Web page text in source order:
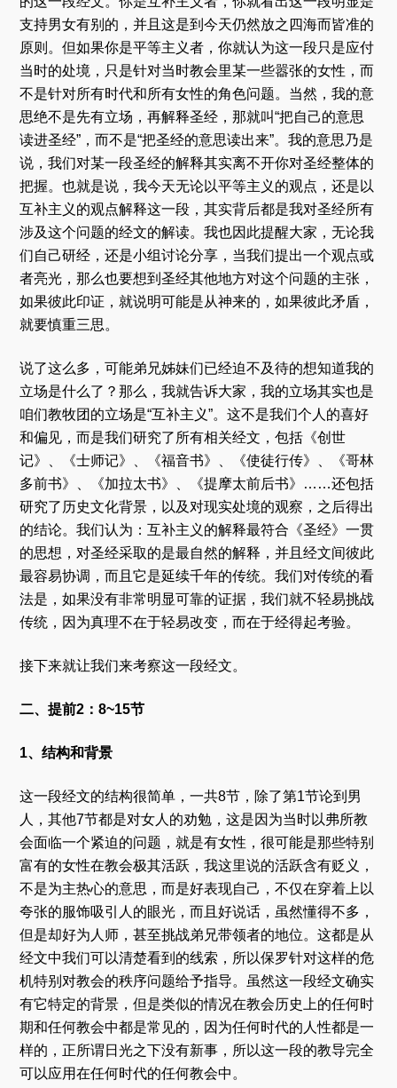
支持男女有别的，并且这是到今天仍然放之四海而皆准的
原则。但如果你是平等主义者，你就认为这一段只是应付
当时的处境，只是针对当时教会里某一些嚣张的女性，而
不是针对所有时代和所有女性的角色问题。当然，我的意
思绝不是先有立场，再解释圣经，那就叫“把自己的意思
读进圣经”，而不是“把圣经的意思读出来”。我的意思乃是
说，我们对某一段圣经的解释其实离不开你对圣经整体的
把握。也就是说，我今天无论以平等主义的观点，还是以
互补主义的观点解释这一段，其实背后都是我对圣经所有
涉及这个问题的经文的解读。我也因此提醒大家，无论我
们自己研经，还是小组讨论分享，当我们提出一个观点或
者亮光，那么也要想到圣经其他地方对这个问题的主张，
如果彼此印证，就说明可能是从神来的，如果彼此矛盾，
就要慎重三思。
说了这么多，可能弟兄姊妹们已经迫不及待的想知道我的
立场是什么了？那么，我就告诉大家，我的立场其实也是
咱们教牧团的立场是“互补主义”。这不是我们个人的喜好
和偏见，而是我们研究了所有相关经文，包括《创世
记》、《士师记》、《福音书》、《使徒行传》、《哥林
多前书》、《加拉太书》、《提摩太前后书》……还包括
研究了历史文化背景，以及对现实处境的观察，之后得出
的结论。我们认为：互补主义的解释最符合《圣经》一贯
的思想，对圣经采取的是最自然的解释，并且经文间彼此
最容易协调，而且它是延续千年的传统。我们对传统的看
法是，如果没有非常明显可靠的证据，我们就不轻易挑战
传统，因为真理不在于轻易改变，而在于经得起考验。
接下来就让我们来考察这一段经文。
二、提前2：8~15节
1、结构和背景
这一段经文的结构很简单，一共8节，除了第1节论到男
人，其他7节都是对女人的劝勉，这是因为当时以弗所教
会面临一个紧迫的问题，就是有女性，很可能是那些特别
富有的女性在教会极其活跃，我这里说的活跃含有贬义，
不是为主热心的意思，而是好表现自己，不仅在穿着上以
夸张的服饰吸引人的眼光，而且好说话，虽然懂得不多，
但是却好为人师，甚至挑战弟兄带领者的地位。这都是从
经文中我们可以清楚看到的线索，所以保罗针对这样的危
机特别对教会的秩序问题给予指导。虽然这一段经文确实
有它特定的背景，但是类似的情况在教会历史上的任何时
期和任何教会中都是常见的，因为任何时代的人性都是一
样的，正所谓日光之下没有新事，所以这一段的教导完全
可以应用在任何时代的任何教会中。